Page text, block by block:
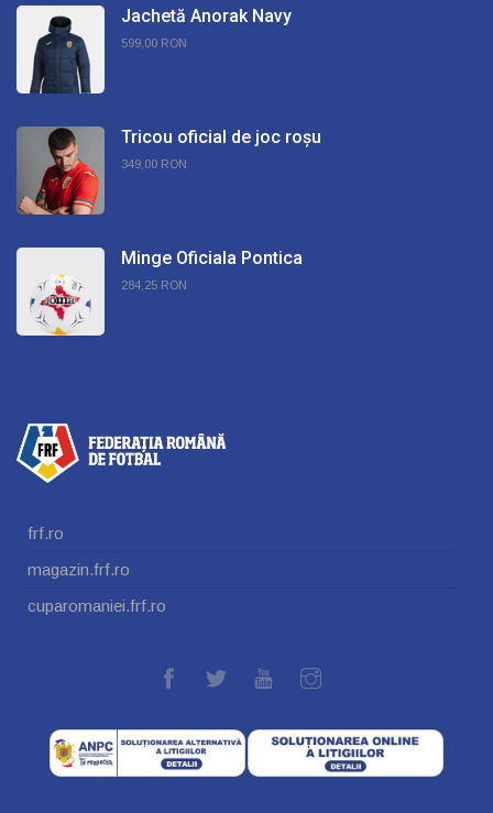
Jachetă Anorak Navy
599,00 RON
Tricou oficial de joc roșu
349,00 RON
Minge Oficiala Pontica
284,25 RON
frf.ro
magazin.frf.ro
cuparomaniei.frf.ro